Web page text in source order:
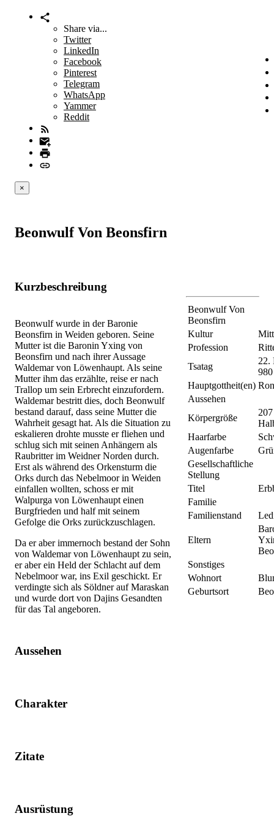
Share via...
Twitter
LinkedIn
Facebook
Pinterest
Telegram
WhatsApp
Yammer
Reddit
×
Beonwulf Von Beonsfirn
Beonwulf Von
Beonsfirn
Kultur
Profession
Tsatag
22.
Hauptgottheit(en)
Aussehen
Körpergröße
207
Haarfarbe
Augenfarbe
Gesellschaftliche
Stellung
Titel
Familie
Familienstand
Eltern
Sonstiges
Wohnort
Geburtsort
Kurzbeschreibung
Beonwulf wurde in der Baronie
Beonsfirn in Weiden geboren. Seine
Mutter ist die Baronin Yxing von
Beonsfirn und nach ihrer Aussage
Waldemar von Löwenhaupt. Als seine
Mutter ihm das erzählte, reise er nach
Trallop um sein Erbrecht einzufordern.
Waldemar bestritt dies, doch Beonwulf
bestand darauf, dass seine Mutter die
Wahrheit gesagt hat. Als die Situation zu
eskalieren drohte musste er fliehen und
schlug sich mit seinen Anhängern als
Raubritter im Weidner Norden durch.
Erst als während des Orkensturm die
Orks durch das Nebelmoor in Weiden
einfallen wollten, schoss er mit
Walpurga von Löwenhaupt einen
Burgfrieden und half mit seinem
Gefolge die Orks zurückzuschlagen.
Da er aber immernoch bestand der Sohn
von Waldemar von Löwenhaupt zu sein,
er aber ein Held der Schlacht auf dem
Nebelmoor war, ins Exil geschickt. Er
verdingte sich als Söldner auf Maraskan
und wurde dort von Dajins Gesandten
für das Tal angeboren.
Aussehen
Charakter
Zitate
Ausrüstung